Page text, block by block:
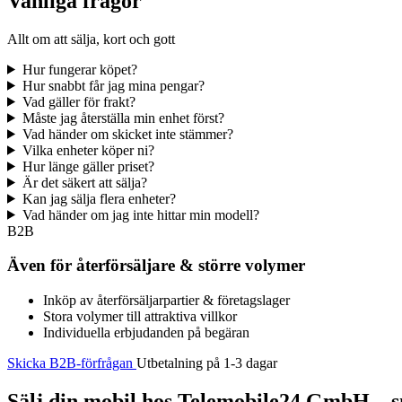
Allt om att sälja, kort och gott
Hur fungerar köpet?
Hur snabbt får jag mina pengar?
Vad gäller för frakt?
Måste jag återställa min enhet först?
Vad händer om skicket inte stämmer?
Vilka enheter köper ni?
Hur länge gäller priset?
Är det säkert att sälja?
Kan jag sälja flera enheter?
Vad händer om jag inte hittar min modell?
B2B
Även för återförsäljare & större volymer
Inköp av återförsäljarpartier & företagslager
Stora volymer till attraktiva villkor
Individuella erbjudanden på begäran
Skicka B2B-förfrågan Utbetalning på 1-3 dagar